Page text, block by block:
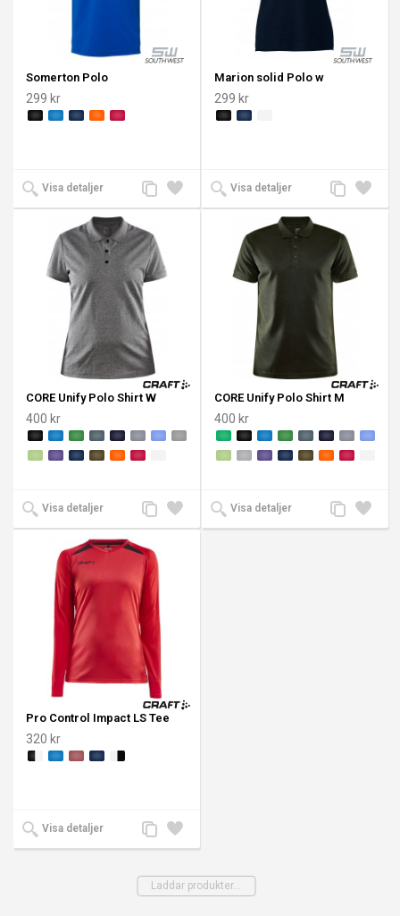
Somerton Polo
299 kr
Visa detaljer
Lägg
till i
Lägg
till
Marion solid Polo w
299 kr
Visa detaljer
Lägg
till i
Lägg
till
CORE Unify Polo Shirt W
400 kr
Visa detaljer
Lägg
till i
Lägg
till
CORE Unify Polo Shirt M
400 kr
Visa detaljer
Lägg
till i
Lägg
till
Pro Control Impact LS Tee
320 kr
Visa detaljer
Lägg
till i
Lägg
till
Laddar produkter...